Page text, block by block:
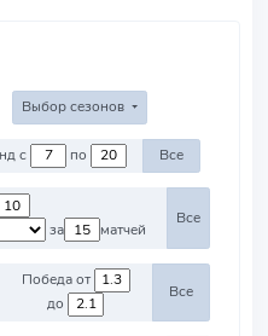
Выбор сезонов
Против команд с по Все
за
матчей
Все
Победа от
до
Все